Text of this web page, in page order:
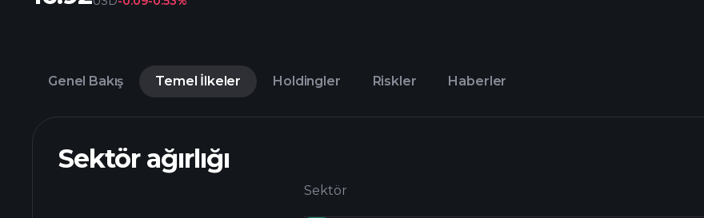
Genel Bakış Temel İlkeler Holdingler Riskler Haberler
Sektör ağırlığı
Sektör